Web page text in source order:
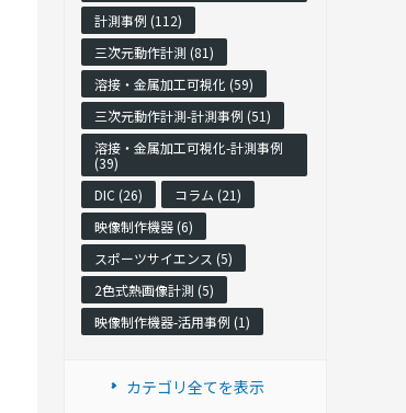
計測事例 (112)
三次元動作計測 (81)
溶接・金属加工可視化 (59)
三次元動作計測-計測事例 (51)
溶接・金属加工可視化-計測事例
(39)
DIC (26)
コラム (21)
映像制作機器 (6)
スポーツサイエンス (5)
2色式熱画像計測 (5)
映像制作機器-活用事例 (1)
カテゴリ全てを表示